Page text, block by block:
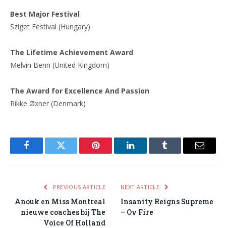
Best Major Festival
Sziget Festival (Hungary)
The Lifetime Achievement Award
Melvin Benn (United Kingdom)
The Award for Excellence And Passion
Rikke Øxner (Denmark)
FacebookTwitter Pinterest LinkedInTumblr Email
PREVIOUS ARTICLE
Anouk en Miss Montreal
nieuwe coaches bij The
Voice Of Holland
NEXT ARTICLE
Insanity Reigns Supreme
– Ov Fire